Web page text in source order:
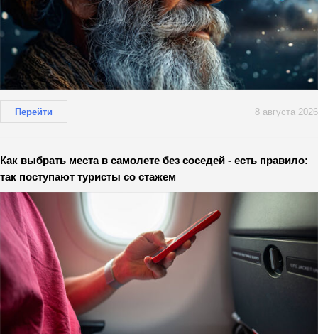
Перейти 8 августа 2026
Как выбрать места в самолете без соседей - есть правило:
так поступают туристы со стажем